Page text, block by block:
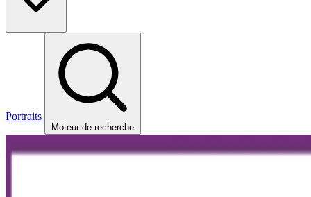
Portraits
Moteur de recherche